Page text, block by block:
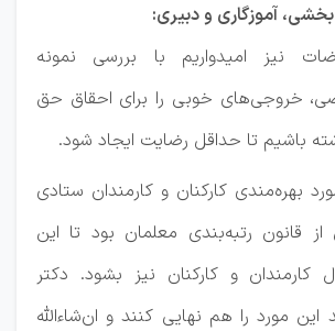
آموزگاری و دبیری:
نیز امیدواریم با بررسی نمونه
خروجی‌های خوبی را برای احقاق حق
باشیم تا حداقل رضایت ایجاد شود.
بهره‌مندی کارکنان و کارمندان ستادی
قانون رتبه‌بندی معلمان بود تا این
کارمندان و کارکنان نیز بشود. دکتر
مورد را هم نهایی کنند و ان‌شاءالله